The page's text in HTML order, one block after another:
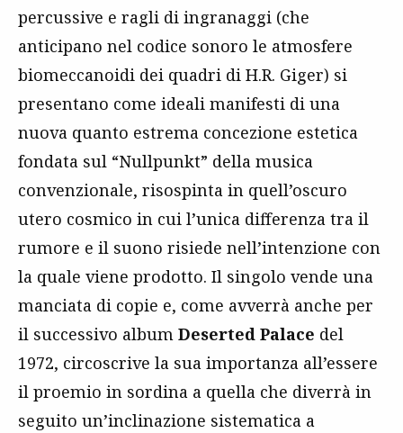
percussive e ragli di ingranaggi (che
anticipano nel codice sonoro le atmosfere
biomeccanoidi dei quadri di H.R. Giger) si
presentano come ideali manifesti di una
nuova quanto estrema concezione estetica
fondata sul “Nullpunkt” della musica
convenzionale, risospinta in quell’oscuro
utero cosmico in cui l’unica differenza tra il
rumore e il suono risiede nell’intenzione con
la quale viene prodotto. Il singolo vende una
manciata di copie e, come avverrà anche per
il successivo album Deserted Palace del
1972, circoscrive la sua importanza all’essere
il proemio in sordina a quella che diverrà in
seguito un’inclinazione sistematica a